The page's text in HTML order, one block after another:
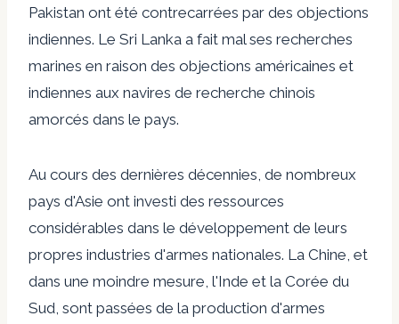
Pakistan ont été contrecarrées par des objections
indiennes. Le Sri Lanka a fait mal ses recherches
marines en raison des objections américaines et
indiennes aux navires de recherche chinois
amorcés dans le pays.
Au cours des dernières décennies, de nombreux
pays d'Asie ont investi des ressources
considérables dans le développement de leurs
propres industries d'armes nationales. La Chine, et
dans une moindre mesure, l'Inde et la Corée du
Sud, sont passées de la production d'armes